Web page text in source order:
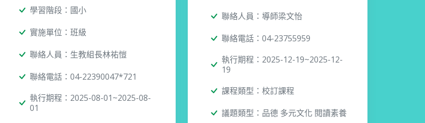
學習階段：國小
實施單位：班級
聯絡人員：生教組長林祐愷
聯絡電話：04-22390047*721
執行期程：2025-08-01~2025-08-
01
聯絡人員：導師梁文怡
聯絡電話：04-23755959
執行期程：2025-12-19~2025-12-
19
課程類型：校訂課程
議題類型：品德 多元文化 閱讀素養